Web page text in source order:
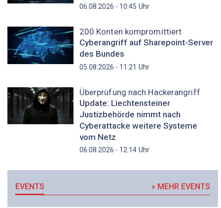
06.08.2026 - 10:45 Uhr
200 Konten kompromittiert
Cyberangriff auf Sharepoint-Server
des Bundes
05.08.2026 - 11:21 Uhr
Überprüfung nach Hackerangriff
Update: Liechtensteiner
Justizbehörde nimmt nach
Cyberattacke weitere Systeme
vom Netz
06.08.2026 - 12:14Uhr
EVENTS » MEHR EVENTS